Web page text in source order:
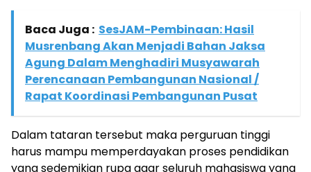
Baca Juga : SesJAM-Pembinaan: Hasil
Musrenbang Akan Menjadi Bahan Jaksa
Agung Dalam Menghadiri Musyawarah
Perencanaan Pembangunan Nasional /
Rapat Koordinasi Pembangunan Pusat
Dalam tataran tersebut maka perguruan tinggi
harus mampu memperdayakan proses pendidikan
yang sedemikian rupa agar seluruh mahasiswa yang